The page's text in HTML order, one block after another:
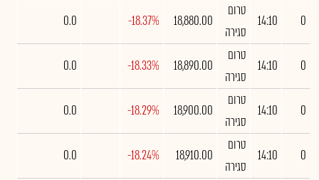
0
14:10
טרום
סגירה
18,880.00
-18.37%
0.0
0
14:10
טרום
סגירה
18,890.00
-18.33%
0.0
0
14:10
טרום
סגירה
18,900.00
-18.29%
0.0
0
14:10
טרום
סגירה
18,910.00
-18.24%
0.0